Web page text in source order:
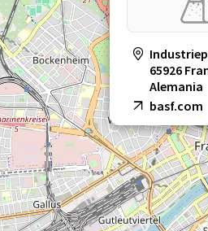
65926
Alemania
basf.com